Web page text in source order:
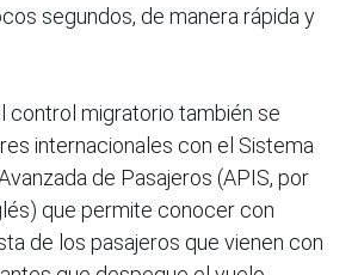
segundos, de manera rápida y
control migratorio también se
internacionales con el Sistema
de Pasajeros (APIS, por
que permite conocer con
de los pasajeros que vienen con